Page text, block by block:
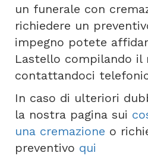
un funerale con
richiedere un
impegno potete
Lastello compilando il
contattandoci
In caso di ulteriori
la nostra pagina sui
una cremazione o
preventivo qui